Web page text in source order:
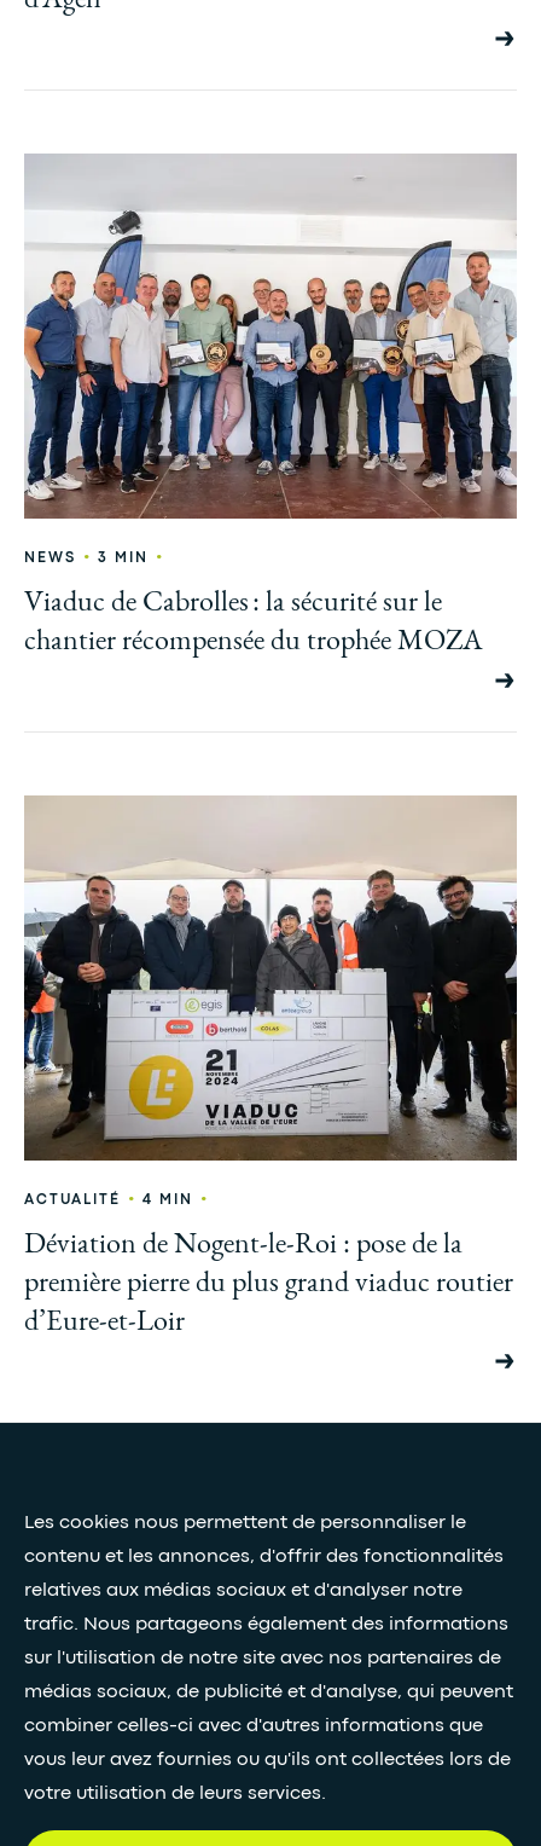
Les cookies nous permettent de personnaliser le
contenu et les annonces, d'offrir des fonctionnalités
relatives aux médias sociaux et d'analyser notre
trafic. Nous partageons également des informations
sur l'utilisation de notre site avec nos partenaires de
médias sociaux, de publicité et d'analyse, qui peuvent
combiner celles-ci avec d'autres informations que
vous leur avez fournies ou qu'ils ont collectées lors de
votre utilisation de leurs services.
NEWS • 3 MIN •
Viaduc de Cabrolles : la sécurité sur le
chantier récompensée du trophée MOZA
ACTUALITÉ • 4 MIN •
Déviation de Nogent-le-Roi : pose de la
première pierre du plus grand viaduc routier
d’Eure-et-Loir
Nos livres blancs
Inscription à la newsletter
SUIVEZ-NOUS•